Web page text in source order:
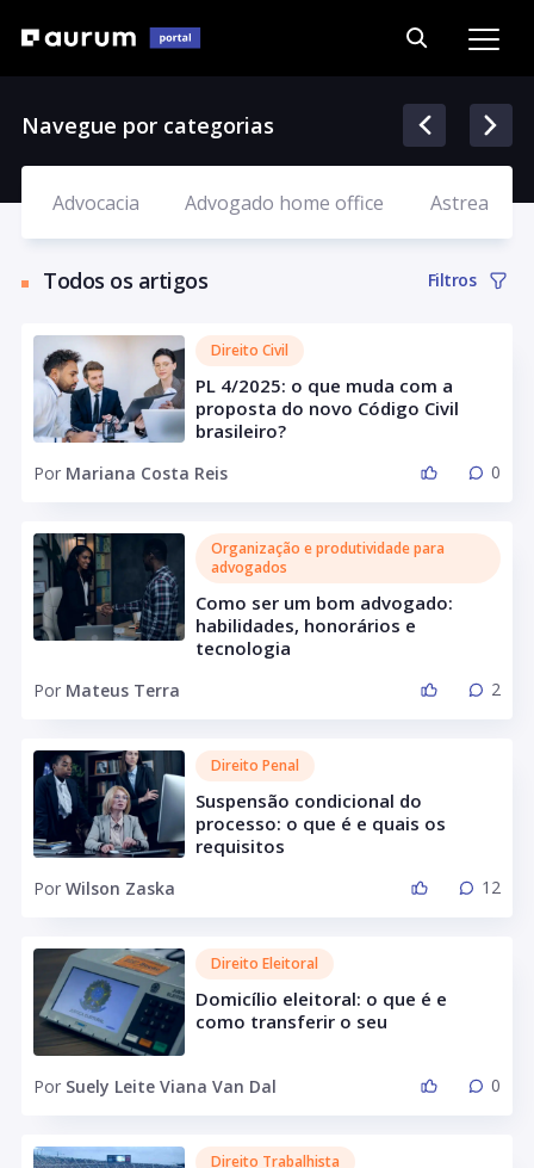
Navegue por categorias
Advocacia Advogado home office Astrea
Todos os artigos Filtros
Direito Civil
PL 4/2025: o que muda com a
proposta do novo Código Civil
brasileiro?
Por Mariana Costa Reis 0
Organização e produtividade para
advogados
Como ser um bom advogado:
habilidades, honorários e
tecnologia
Por Mateus Terra 2
Direito Penal
Suspensão condicional do
processo: o que é e quais os
requisitos
Por Wilson Zaska 12
Direito Eleitoral
Domicílio eleitoral: o que é e
como transferir o seu
Por Suely Leite Viana Van Dal 0
Direito Trabalhista